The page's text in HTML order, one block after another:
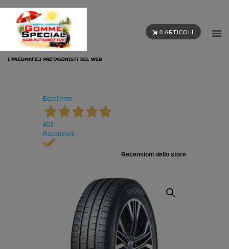
0 ARTICOLI
I PNEUMATICI PROTAGONISTI DEL WEB
Eccellente
453
Recensioni
Recensioni dello store